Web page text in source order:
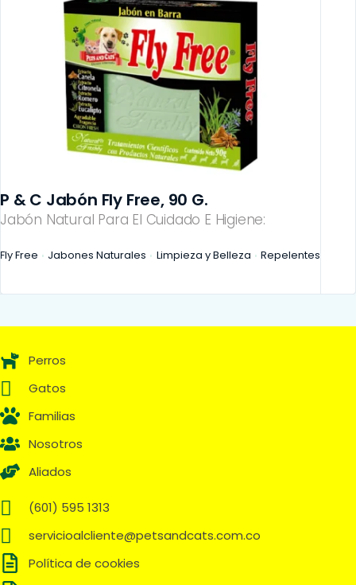
Jabón Natural Para El Cuidado E Higiene:
P & C Jabón Fly Free, 90 G.
Fly Free Jabones Naturales Limpieza y Belleza Repelentes
Perros
Gatos
Familias
Nosotros
Aliados
(601) 595 1313
servicioalcliente@petsandcats.com.co
Política de cookies